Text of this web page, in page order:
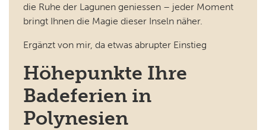
die Ruhe der Lagunen geniessen – jeder Moment
bringt Ihnen die Magie dieser Inseln näher.
Ergänzt von mir, da etwas abrupter Einstieg
Höhepunkte Ihre
Badeferien in
Polynesien